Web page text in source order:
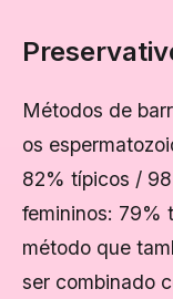
Métodos de
os
82% típicos /
femininos: 79%
método que
ser combinado